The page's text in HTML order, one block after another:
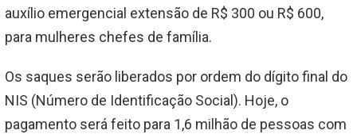
auxílio emergencial extensão de R$ 300 ou R$ 600,
para mulheres chefes de família.
Os saques serão liberados por ordem do dígito final do
NIS (Número de Identificação Social). Hoje, o
pagamento será feito para 1,6 milhão de pessoas com